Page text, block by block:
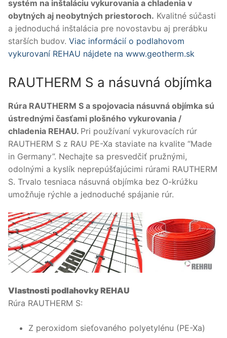
systém na inštaláciu vykurovania a chladenia v
obytných aj neobytných priestoroch. Kvalitné súčasti
a jednoduchá inštalácia pre novostavbu aj prerábku
starších budov. Viac informácií o podlahovom
vykurovaní REHAU nájdete na www.geotherm.sk
RAUTHERM S a násuvná objímka
Rúra RAUTHERM S a spojovacia násuvná objímka sú
ústrednými časťami plošného vykurovania /
chladenia REHAU. Pri používaní vykurovacích rúr
RAUTHERM S z RAU PE-Xa staviate na kvalite “Made
in Germany”. Nechajte sa presvedčiť pružnými,
odolnými a kyslík neprepúšťajúcimi rúrami RAUTHERM
S. Trvalo tesniaca násuvná objímka bez O-krúžku
umožňuje rýchle a jednoduché spájanie rúr.
Vlastnosti podlahovky REHAU
Rúra RAUTHERM S:
Z peroxidom sieťovaného polyetylénu (PE-Xa)